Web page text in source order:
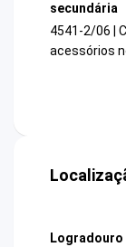
secundária
4541-2/06 |
acessórios
Logradouro